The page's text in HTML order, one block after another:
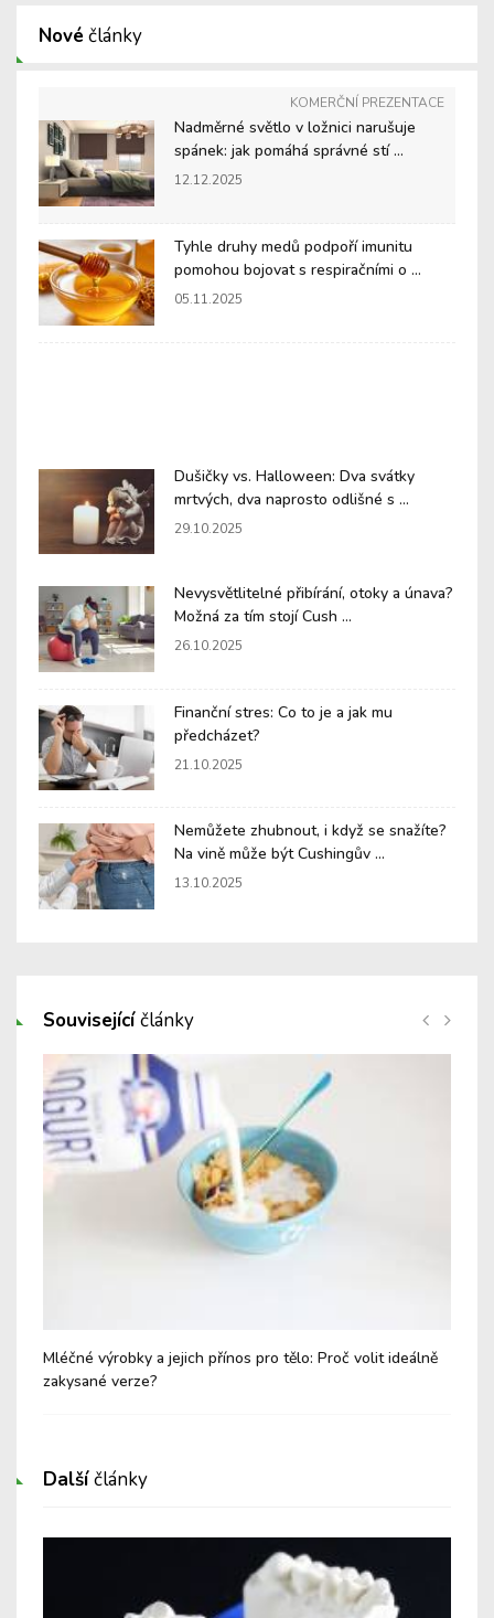
Nové články
KOMERČNÍ PREZENTACE
Nadměrné světlo v ložnici narušuje
spánek: jak pomáhá správné stí ...
12.12.2025
Tyhle druhy medů podpoří imunitu
pomohou bojovat s respiračními o ...
05.11.2025
Dušičky vs. Halloween: Dva svátky
mrtvých, dva naprosto odlišné s ...
29.10.2025
Nevysvětlitelné přibírání, otoky a únava?
Možná za tím stojí Cush ...
26.10.2025
Finanční stres: Co to je a jak mu
předcházet?
21.10.2025
Nemůžete zhubnout, i když se snažíte?
Na vině může být Cushingův ...
13.10.2025
Souvisejícíčlánky
Mléčné výrobky a jejich přínos pro tělo: Proč volit ideálně
zakysané verze?
Dalšíčlánky